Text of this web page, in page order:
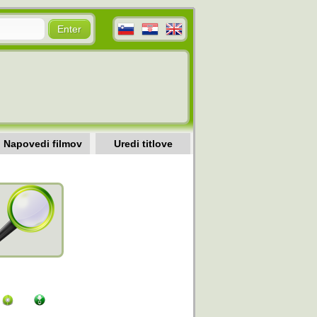
Napovedi filmov Uredi titlove